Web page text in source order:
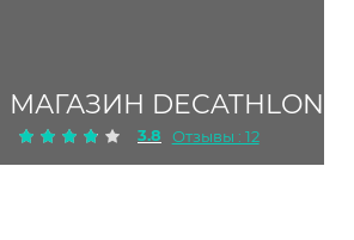
МАГАЗИН DECATHLON
3.8 Отзывы : 12